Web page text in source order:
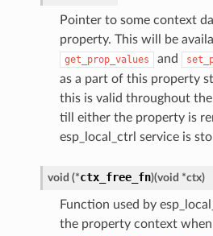
Pointer to some context
property. This will be
get_prop_values and
as a part of this property
this is valid throughout
till either the property is
esp_local_ctrl service is
void (*ctx_free_fn)(void *ctx)
Function used by
the property context when